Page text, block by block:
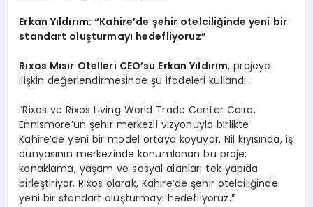
Erkan Yıldırım:“Kahire’de şehir otelciliğinde yeni bir
standart oluşturmayı hedefliyoruz”
Rixos Mısır Otelleri CEO’su Erkan Yıldırım, projeye
ilişkin değerlendirmesinde şu ifadeleri kullandı:
“Rixos ve Rixos Living World Trade Center Cairo,
Ennismore’un şehir merkezli vizyonuyla birlikte
Kahire’de yeni bir model ortaya koyuyor. Nil kıyısında, iş
dünyasının merkezinde konumlanan bu proje;
konaklama, yaşam ve sosyal alanları tek yapıda
birleştiriyor. Rixos olarak, Kahire’de şehir otelciliğinde
yeni bir standart oluşturmayı hedefliyoruz.”